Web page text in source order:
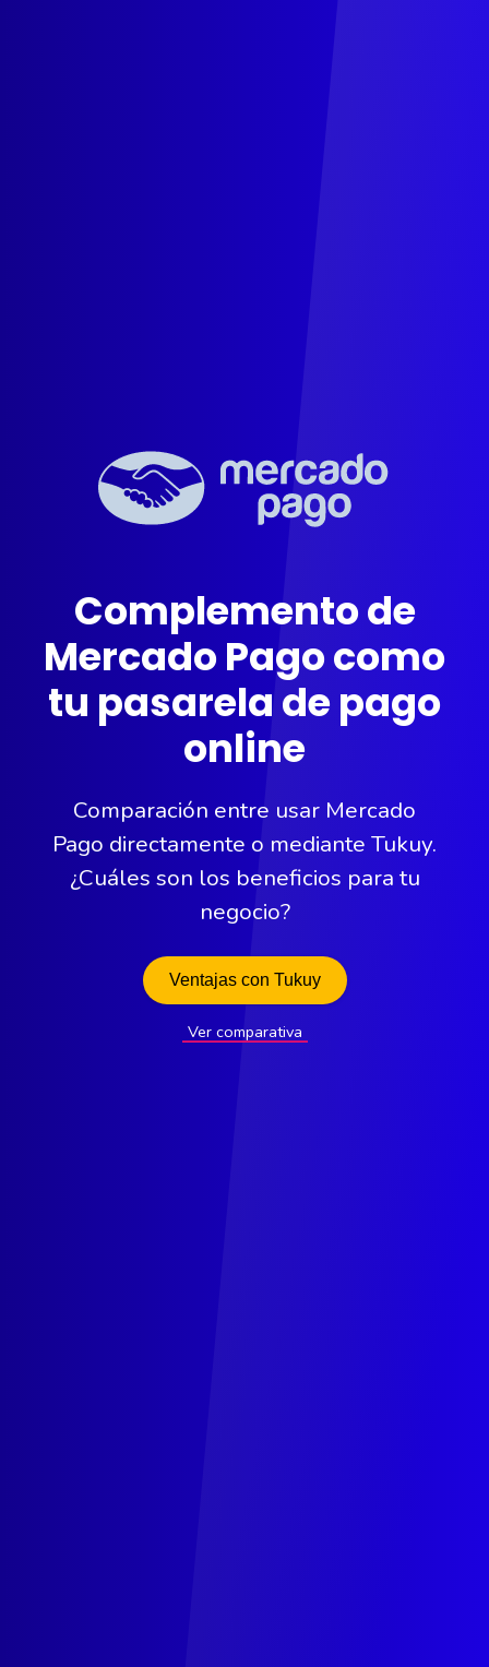
Complemento de
Mercado Pago como
tu pasarela de pago
online
Comparación entre usar Mercado
Pago directamente o mediante Tukuy.
¿Cuáles son los beneficios para tu
negocio?
Ventajas con Tukuy
Ver comparativa